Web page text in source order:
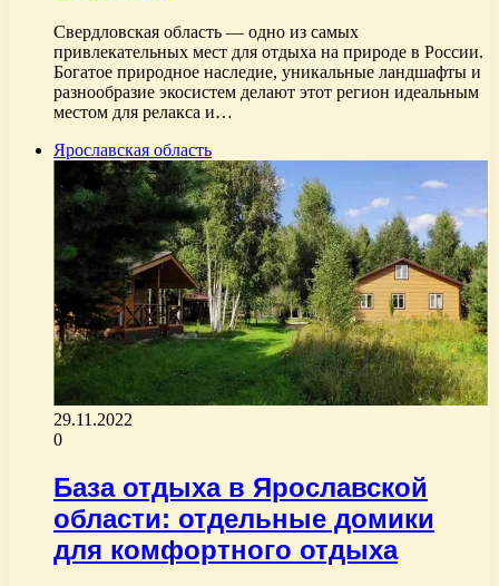
Свердловская область — одно из самых
привлекательных мест для отдыха на природе в России.
Богатое природное наследие, уникальные ландшафты и
разнообразие экосистем делают этот регион идеальным
местом для релакса и…
Ярославская область
29.11.2022
0
База отдыха в Ярославской
области: отдельные домики
для комфортного отдыха